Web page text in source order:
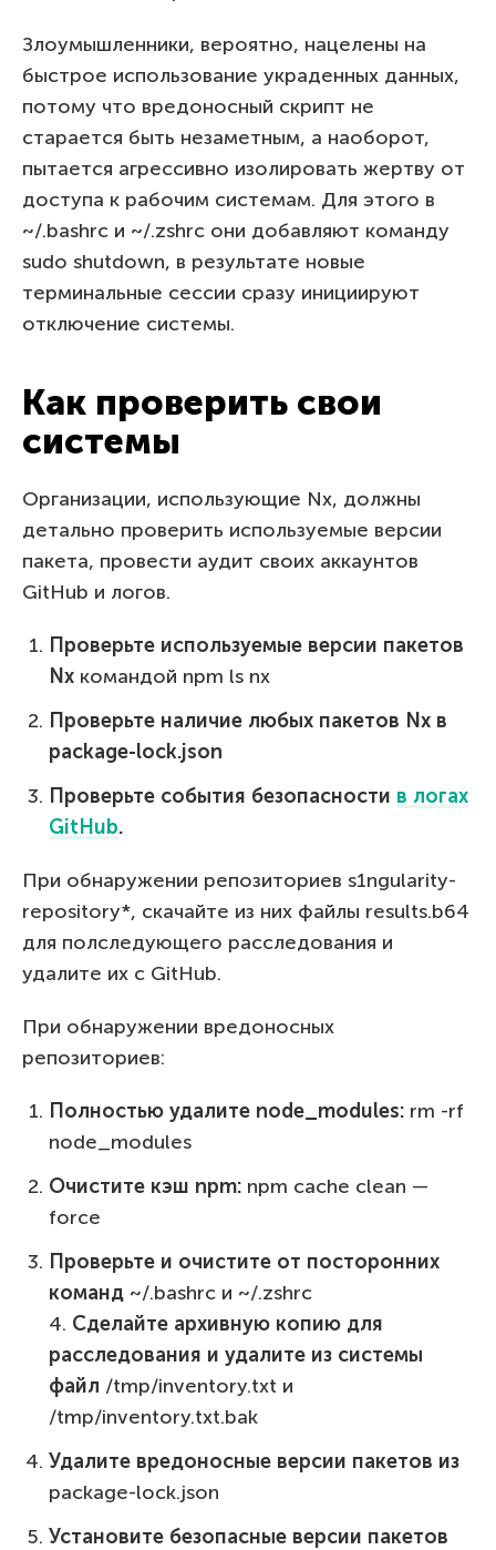
Злоумышленники, вероятно, нацелены на
быстрое использование украденных данных,
потому что вредоносный скрипт не
старается быть незаметным, а наоборот,
пытается агрессивно изолировать жертву от
доступа к рабочим системам. Для этого в
~/.bashrc и ~/.zshrc они добавляют команду
sudo shutdown, в результате новые
терминальные сессии сразу инициируют
отключение системы.
Как проверить свои
системы
Организации, использующие Nx, должны
детально проверить используемые версии
пакета, провести аудит своих аккаунтов
GitHub и логов.
Проверьте используемые версии пакетов
Nx командой npm ls nx
Проверьте наличие любых пакетов Nx в
package-lock.json
Проверьте события безопасности в логах
GitHub.
При обнаружении репозиториев s1ngularity-
repository*, скачайте из них файлы results.b64
для полследующего расследования и
удалите их с GitHub.
При обнаружении вредоносных
репозиториев:
Полностью удалите node_modules: rm -rf
node_modules
Очистите кэш npm: npm cache clean —
force
Проверьте и очистите от посторонних
команд ~/.bashrc и ~/.zshrc
4. Сделайте архивную копию для
расследования и удалите из системы
файл /tmp/inventory.txt и
/tmp/inventory.txt.bak
Удалите вредоносные версии пакетов из
package-lock.json
Установите безопасные версии пакетов